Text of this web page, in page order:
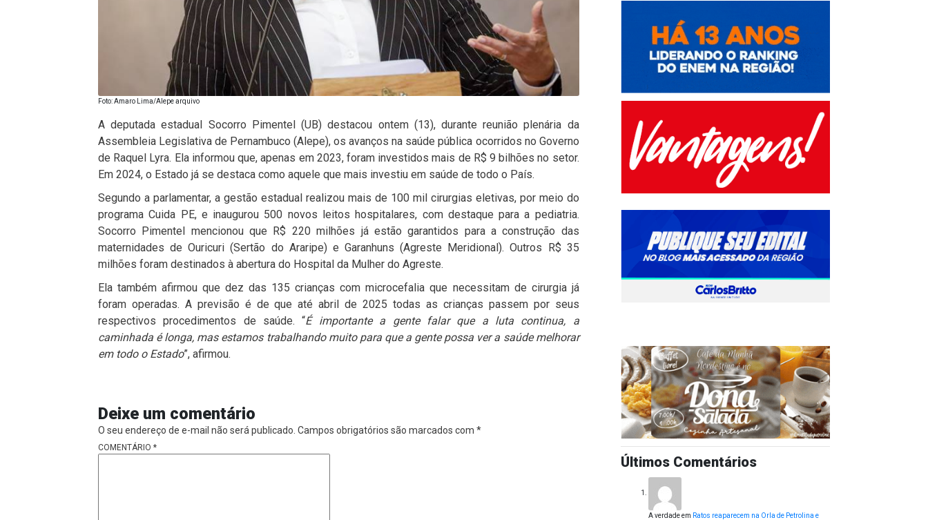
Foto: Amaro Lima/Alepe arquivo
A deputada estadual Socorro Pimentel (UB) destacou ontem (13), durante reunião plenária da
Assembleia Legislativa de Pernambuco (Alepe), os avanços na saúde pública ocorridos no Governo
de Raquel Lyra. Ela informou que, apenas em 2023, foram investidos mais de R$ 9 bilhões no setor.
Em 2024, o Estado já se destaca como aquele que mais investiu em saúde de todo o País.
Segundo a parlamentar, a gestão estadual realizou mais de 100 mil cirurgias eletivas, por meio do
programa Cuida PE, e inaugurou 500 novos leitos hospitalares, com destaque para a pediatria.
Socorro Pimentel mencionou que R$ 220 milhões já estão garantidos para a construção das
maternidades de Ouricuri (Sertão do Araripe) e Garanhuns (Agreste Meridional). Outros R$ 35
milhões foram destinados à abertura do Hospital da Mulher do Agreste.
Ela também afirmou que dez das 135 crianças com microcefalia que necessitam de cirurgia já
foram operadas. A previsão é de que até abril de 2025 todas as crianças passem por seus
respectivos procedimentos de saúde. “É importante a gente falar que a luta continua, a
caminhada é longa, mas estamos trabalhando muito para que a gente possa ver a saúde melhorar
em todo o Estado”, afirmou.
Deixe um comentário
O seu endereço de e-mail não será publicado. Campos obrigatórios são marcados com *
COMENTÁRIO *
Últimos Comentários
A verdadeem Ratos reaparecem na Orla de Petrolina e